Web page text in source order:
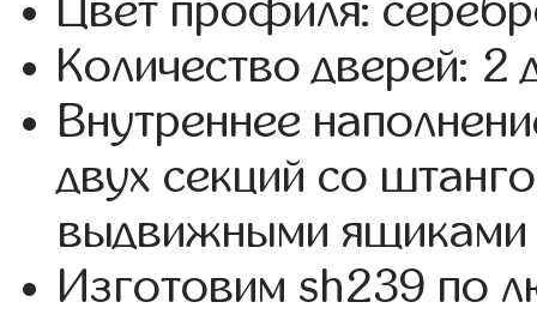
Цвет профиля:
Количество дверей: 2
Внутреннее
двух секций со
выдвижными ящиками
Изготовим sh239 по